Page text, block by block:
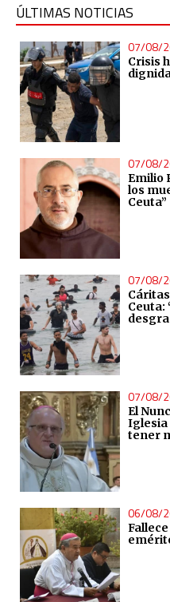
ÚLTIMAS NOTICIAS
07/08/
Crisis
07/08/
Emilio
los
Ceuta”
07/08/
Ceuta:
07/08/
El
Iglesia
tener
06/08/